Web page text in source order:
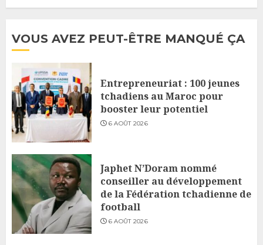
VOUS AVEZ PEUT-ÊTRE MANQUÉ ÇA
Entrepreneuriat : 100 jeunes
tchadiens au Maroc pour
booster leur potentiel
6 AOÛT 2026
Japhet N’Doram nommé
conseiller au développement
de la Fédération tchadienne de
football
6 AOÛT 2026